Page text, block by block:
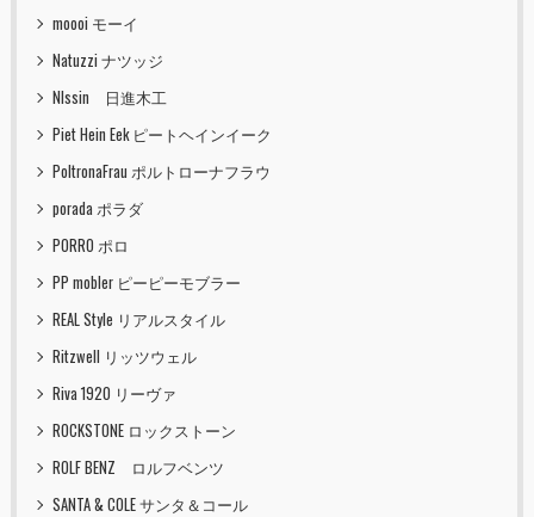
moooi モーイ
Natuzzi ナツッジ
NIssin 日進木工
Piet Hein Eek ピートヘインイーク
PoltronaFrau ポルトローナフラウ
porada ポラダ
PORRO ポロ
PP mobler ピーピーモブラー
REAL Style リアルスタイル
Ritzwell リッツウェル
Riva 1920 リーヴァ
ROCKSTONE ロックストーン
ROLF BENZ ロルフベンツ
SANTA & COLE サンタ＆コール